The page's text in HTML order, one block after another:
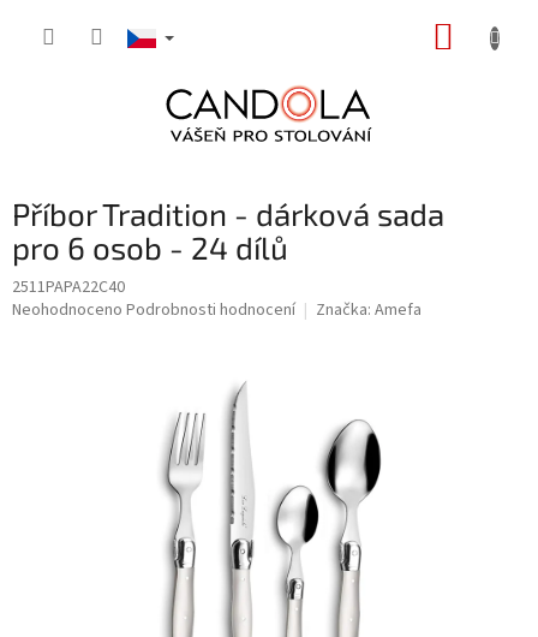
Příbor Tradition - dárková sada
pro 6 osob - 24 dílů
2511PAPA22C40
Průměrné
Neohodnoceno Podrobnosti hodnocení Značka: Amefa